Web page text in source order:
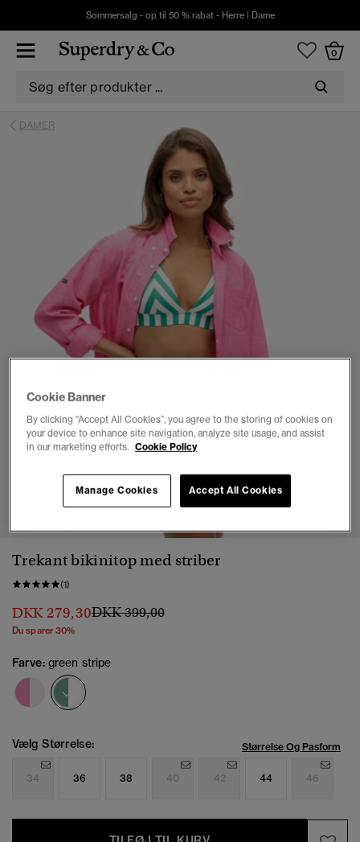
Sommersalg - op til 50 % rabat - Herre| Dame
0
DAMER
1 2 3 5 6 7
Trekant bikinitop med striber
(1)
DKK 279,30Pris nedsat fra
DKK 399,00til
Du sparer 30%
Farve: green stripe
Vælg Størrelse: Størrelse Og Pasform
34 36 38 40 42 44 46
Cookie Banner
By clicking “Accept All Cookies”, you agree to the storing of cookies on
your device to enhance site navigation, analyze site usage, and assist
in our marketing efforts. Cookie Policy
Accept All Cookies
Manage Cookies